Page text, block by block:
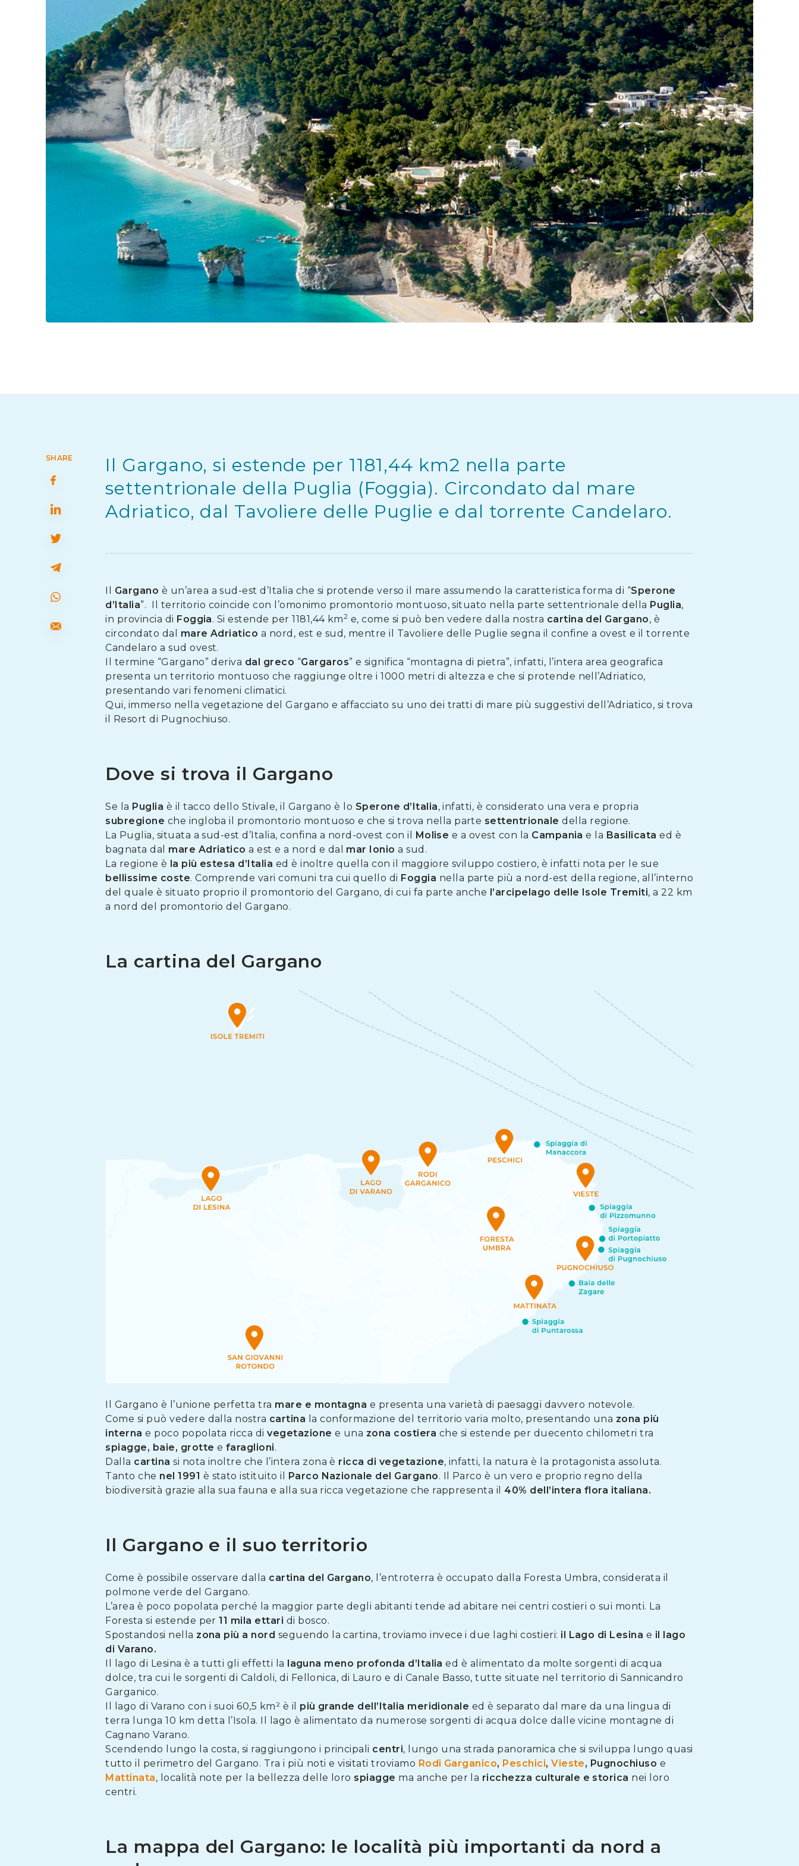
SHARE
Il Gargano, si estende per 1181,44 km2 nella parte
settentrionale della Puglia (Foggia). Circondato dal mare
Adriatico, dal Tavoliere delle Puglie e dal torrente Candelaro.
Gargano è un’area a sud-est d’Italia che si protende verso il mare assumendo la caratteristica forma di “Sperone
d’Italia”. Il territorio coincide con l’omonimo promontorio montuoso, situato nella parte settentrionale della Puglia,
in provincia di Foggia. Si estende per 1181,44 km2 e, come si può ben vedere dalla nostra cartina del Gargano, è
circondato dal mare Adriatico a nord, est e sud, mentre il Tavoliere delle Puglie segna il confine a ovest e il torrente
Candelaro a sud ovest.
Il termine “Gargano” deriva dal greco “Gargaros” e significa “montagna di pietra”, infatti, l’intera area geografica
presenta un territorio montuoso che raggiunge oltre i 1000 metri di altezza e che si protende nell’Adriatico,
presentando vari fenomeni climatici.
Qui, immerso nella vegetazione del Gargano e affacciato su uno dei tratti di mare più suggestivi dell’Adriatico, si trova
il Resort di Pugnochiuso.
Dove si trova il Gargano
Se la Puglia è il tacco dello Stivale, il Gargano è lo Sperone d’Italia, infatti, è considerato una vera e propria
subregione che ingloba il promontorio montuoso e che si trova nella parte settentrionale della regione.
La Puglia, situata a sud-est d’Italia, confina a nord-ovest con il
Molise e a ovest con la Campania e la Basilicataed è
bagnata dal mare Adriatico a est e a nord e dal mar Ionio a sud.
La regione è la più estesa d’Italia ed è inoltre quella con il maggiore sviluppo costiero, è infatti nota per le sue
bellissime coste. Comprende vari comuni tra cui quello di Foggia nella parte più a nord-est della regione, all’interno
del quale è situato proprio il promontorio del Gargano, di cui fa parte anche l’arcipelago delle Isole Tremiti, a 22 km
a nord del promontorio del Gargano.
La cartina del Gargano
Il Gargano è l’unione perfetta tra mare e montagna e presenta una varietà di paesaggi davvero notevole.
Come si può vedere dalla nostra cartina la conformazione del territorio varia molto, presentando una zona più
interna e poco popolata ricca divegetazione e una zona costiera che si estende per duecento chilometri tra
spiagge, baie, grotte e faraglioni.
Dalla cartina si nota inoltre che l’intera zona è ricca di vegetazione, infatti, la natura è la protagonista assoluta.
Tanto che nel 1991 è stato istituito il Parco Nazionale del Gargano. Il Parco è un vero e proprio regno della
biodiversità grazie alla sua fauna e alla sua ricca vegetazione che rappresenta il 40% dell’intera flora italiana.
Il Gargano e il suo territorio
Come è possibile osservare dalla cartina del Gargano, l’entroterra è occupato dalla Foresta Umbra, considerata il
polmone verde del Gargano.
L’area è poco popolata perché la maggior parte degli abitanti tende ad abitare nei centri costieri o sui monti. La
Foresta si estende per11 mila ettari di bosco.
Spostandosi nella zona più a nord seguendo la cartina, troviamo invece i due laghi costieri: il Lago di Lesina e il lago
di Varano.
Il lago di Lesina è a tutti gli effetti la laguna meno profonda d’Italia ed è alimentato da molte sorgenti di acqua
dolce, tra cui le sorgenti di Caldoli, di Fellonica, di Lauro e di Canale Basso, tutte situate nel territorio di Sannicandro
Garganico.
Il lago di Varano con i suoi 60,5 km² è il più grande dell’Italia meridionale ed è separato dal mare da una lingua di
terra lunga 10 km detta l’Isola. Il lago è alimentato da numerose sorgenti di acqua dolce dalle vicine montagne di
Cagnano Varano.
Scendendo lungo la costa, si raggiungono i principali centri, lungo una strada panoramica che si sviluppa lungo quasi
tutto il perimetro del Gargano. Tra i più noti e visitati troviamo Rodi Garganico, Peschici,Vieste, Pugnochiuso e
Mattinata, località note per la bellezza delle loro spiagge ma anche per la ricchezza culturale e storica nei loro
centri.
La mappa del Gargano: le località più importanti da nord a